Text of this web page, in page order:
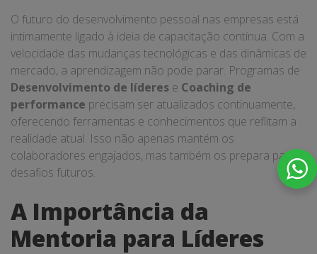
O futuro do desenvolvimento pessoal nas empresas está
intimamente ligado à ideia de capacitação contínua. Com a
velocidade das mudanças tecnológicas e das dinâmicas de
mercado, a aprendizagem não pode parar. Programas de
Desenvolvimento de líderes e Coaching de
performance precisam ser atualizados continuamente,
oferecendo ferramentas e conhecimentos que reflitam a
realidade atual. Isso não apenas mantém os
colaboradores engajados, mas também os prepara para
desafios futuros.
A Importância da
Mentoria para Líderes